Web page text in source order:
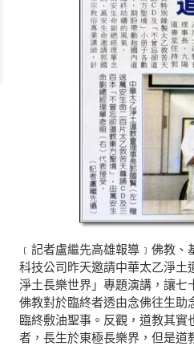
﹝記者盧繼先高雄報導﹞佛教
科技公司昨天邀請中華太乙淨土
淨土長樂世界」專題演講，讓七
佛教對於臨終者透由念佛往生助
臨終敷油聖事。反觀，道教其
者，長生於東極長樂界，但是道